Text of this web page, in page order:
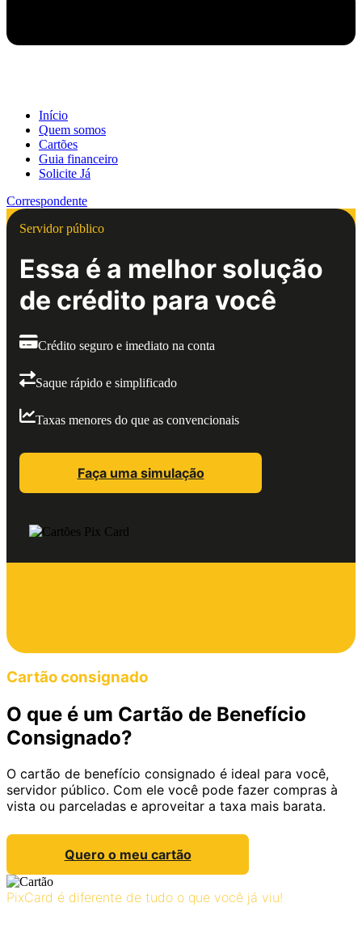
Início
Quem somos
Cartões
Guia financeiro
Solicite Já
Correspondente
Servidor público
Essa é a melhor solução
de crédito para você
Crédito seguro e imediato na conta
Saque rápido e simplificado
Taxas menores do que as convencionais
Faça uma simulação
Cartão consignado
O que é um Cartão de Benefício
Consignado?
O cartão de benefício consignado é ideal para você,
servidor público. Com ele você pode fazer compras à
vista ou parceladas e aproveitar a taxa mais barata.
Quero o meu cartão
PixCard é diferente de tudo o que você já viu!